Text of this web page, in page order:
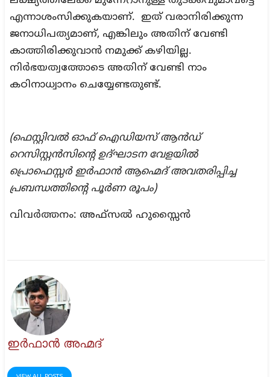
എന്നാശംസിക്കുകയാണ്. ഇത് വരാനിരിക്കുന്ന
ജനാധിപത്യമാണ്, എങ്കിലും അതിന് വേണ്ടി
കാത്തിരിക്കുവാൻ നമുക്ക് കഴിയില്ല.
നിർഭയത്വത്തോടെ അതിന് വേണ്ടി നാം
കഠിനാധ്വാനം ചെയ്യേണ്ടതുണ്ട്.
(ഫെസ്റ്റിവൽ ഓഫ് ഐഡിയസ് ആൻഡ്
റെസിസ്റ്റൻസിന്റെ ഉദ്‌ഘാടന വേളയിൽ
പ്രൊഫെസ്സർ ഇർഫാൻ ആഹ്മെദ് അവതരിപ്പിച്ച
പ്രബന്ധത്തിന്റെ പൂർണ രൂപം)
വിവർത്തനം: അഫ്സൽ ഹുസ്സൈൻ
ഇര്‍ഫാന്‍ അഹ്മദ്‌